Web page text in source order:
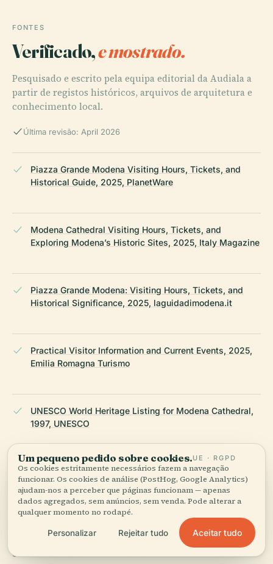
FONTES
Verificado,e mostrado.
Pesquisado e escrito pela equipa editorial da Audiala a
partir de registos históricos, arquivos de arquitetura e
conhecimento local.
Última revisão: April 2026
Piazza Grande Modena Visiting Hours, Tickets, and
Historical Guide, 2025, PlanetWare
Modena Cathedral Visiting Hours, Tickets, and
Exploring Modena’s Historic Sites, 2025, Italy Magazine
Piazza Grande Modena: Visiting Hours, Tickets, and
Historical Significance, 2025, laguidadimodena.it
Practical Visitor Information and Current Events, 2025,
Emilia Romagna Turismo
UNESCO World Heritage Listing for Modena Cathedral,
1997, UNESCO
Hecktic Travels Modena Guide, 2025, Hecktic Travels
Wikipedia — Piazza Grande (Módena)
ÚLTIMA REVISÃO: APRIL 2026
Um pequeno pedido sobre cookies.UE · RGPD
Os cookies estritamente necessários fazem a navegação
funcionar. Os cookies de análise (PostHog, Google Analytics)
ajudam-nos a perceber que páginas funcionam — apenas
dados agregados, sem anúncios, sem venda. Pode alterar a
qualquer momento no rodapé.
Personalizar Rejeitar tudo Aceitar tudo